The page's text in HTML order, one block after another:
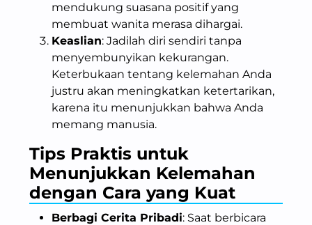
mendukung suasana positif yang
membuat wanita merasa dihargai.
Keaslian: Jadilah diri sendiri tanpa
menyembunyikan kekurangan.
Keterbukaan tentang kelemahan Anda
justru akan meningkatkan ketertarikan,
karena itu menunjukkan bahwa Anda
memang manusia.
Tips Praktis untuk
Menunjukkan Kelemahan
dengan Cara yang Kuat
Berbagi Cerita Pribadi: Saat berbicara